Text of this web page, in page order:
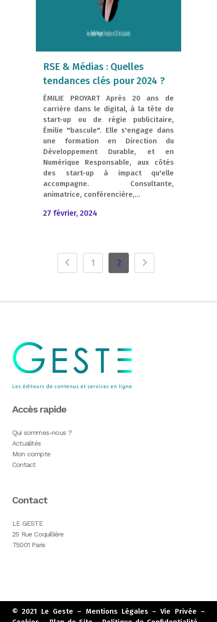
RSE & Médias : Quelles
tendances clés pour 2024 ?
ÉMILIE PROYART Après 20 ans de
carrière dans le digital, à la tête de
start-up ou de régie publicitaire,
Émilie "bascule". Elle s'engage dans
une formation en Direction du
Développement Durable, et en
Numérique Responsable, aux côtés
des start-up à impact qu'elle
accompagne. Consultante,
animatrice, conférencière,...
27 février, 2024
1 2
Accès rapide
Qui sommes-nous ?
Actualités
Mon compte
Contact
Contact
LE GESTE
25 Rue Coquillière
75001 Paris
© 2021 Le Geste – Mentions Légales –Vie Privée –